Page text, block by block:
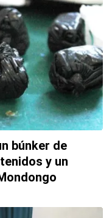
búnker de
y un